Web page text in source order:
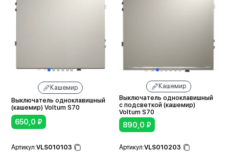
Кашемир
Выключатель одноклавишный
(кашемир) Voltum S70
650,0 ₽
Артикул:VLS010103
Кашемир
Выключатель одноклавишный
с подсветкой (кашемир)
Voltum S70
890,0 ₽
Артикул:VLS010203